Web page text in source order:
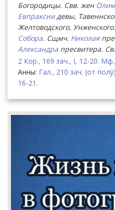
Богородицы. Свв. жен
Евпраксиидевы,
Желтоводского,
Собора. Сщмч. Николая
Александра пресвитера. Св.
2 Кор., 169 зач., I, 12-20.
Анны: Гал., 210 зач. (от
16-21.